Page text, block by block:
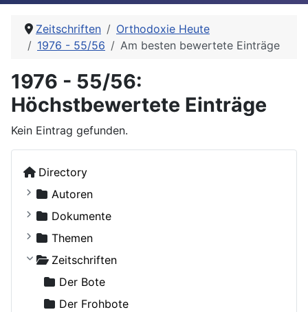
Directory
Autoren
Kostiuczuk, Jakub, Bischof von Białystok und
Ohne Autor
Adamenko, Natalya
Adrian (Pashin), Hegumen
Agapit (Belowidow), Schemaarchimandrit
Dokumente
Russische Orthodoxe Kirche
Russische Orthodoxe Kirche im Ausland
Themen
Agiographie (Viten)
Anthropologie
Autokephale und autonome Kirchen
Zeitschriften
Der Bote
Der Frohbote
Zeitschriften
Orthodoxie Heute
1976 - 55/56
Am besten bewertete Einträge
1976 - 55/56:
Höchstbewertete Einträge
Kein Eintrag gefunden.